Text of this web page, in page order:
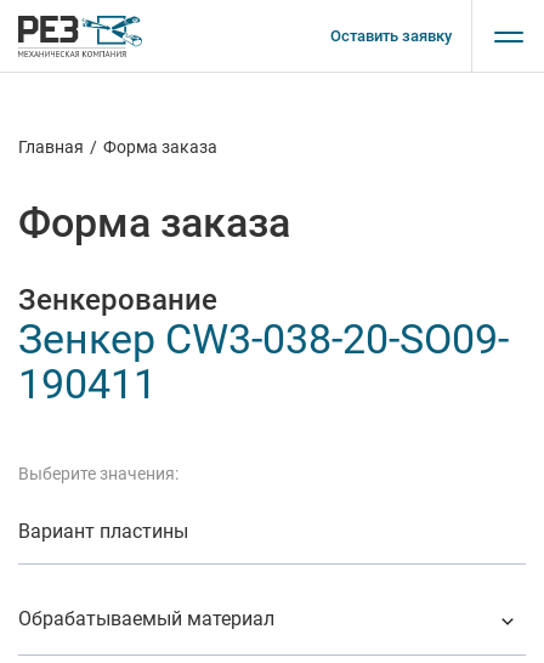
Оставить заявку
Главная / Форма заказа
Форма заказа
Зенкерование
Зенкер CW3-038-20-SO09-
190411
Выберите значения:
Вариант пластины
Обрабатываемый материал